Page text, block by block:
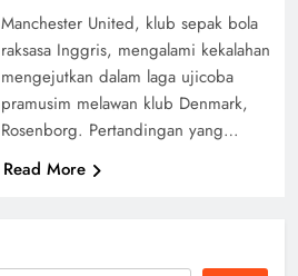
Manchester United, klub sepak bola
raksasa Inggris, mengalami kekalahan
mengejutkan dalam laga ujicoba
pramusim melawan klub Denmark,
Rosenborg. Pertandingan yang…
Read More